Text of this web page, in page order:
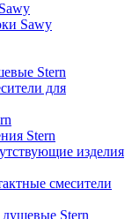
Sawy
Stern
для
Stern
изделия
смесители
Stern